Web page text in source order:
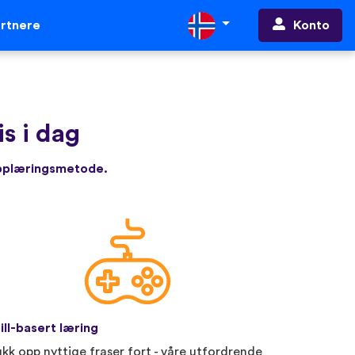
Konto
i dag
basert læring
opp nyttige fraser fort - våre utfordrende